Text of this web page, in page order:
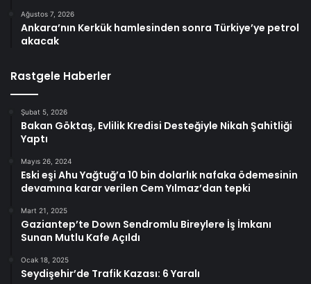
Ağustos 7, 2026
Ankara’nın Kerkük hamlesinden sonra Türkiye’ye petrol
akacak
Rastgele Haberler
Şubat 5, 2026
Bakan Göktaş, Evlilik Kredisi Desteğiyle Nikah Şahitliği
Yaptı
Mayıs 26, 2024
Eski eşi Ahu Yağtuğ’a 10 bin dolarlık nafaka ödemesinin
devamına karar verilen Cem Yılmaz’dan tepki
Mart 21, 2025
Gaziantep’te Down Sendromlu Bireylere İş İmkanı
Sunan Mutlu Kafe Açıldı
Ocak 18, 2025
Seydişehir’de Trafik Kazası: 6 Yaralı